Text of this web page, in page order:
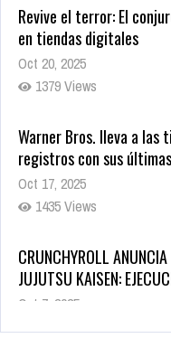
Oct 20, 2025
1379 Views
Warner Bros. lleva a las
Oct 17, 2025
1435 Views
CRUNCHYROLL ANUNCIA
Oct 7, 2025
1757 Views
5 Películas de Terror